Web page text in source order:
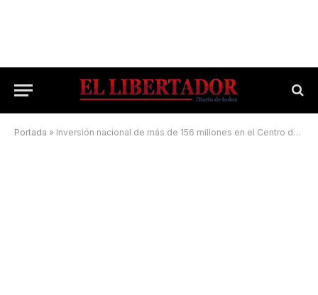
Portada » Inversión nacional de más de 156 millones en el Centro de Frontera